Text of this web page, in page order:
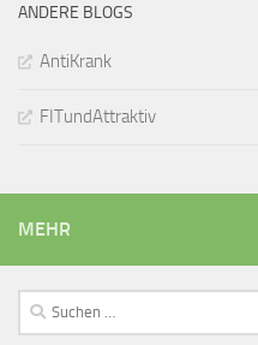
ANDERE BLOGS
AntiKrank
FITundAttraktiv
MEHR
Suchen
nach: